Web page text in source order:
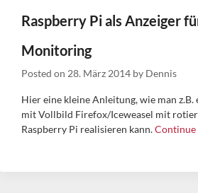
Raspberry Pi als Anzeiger
Monitoring
Posted on 28. März 2014 by Dennis
Hier eine kleine Anleitung, wie man
mit Vollbild Firefox/Iceweasel mit
Raspberry Pi realisieren kann.Continue